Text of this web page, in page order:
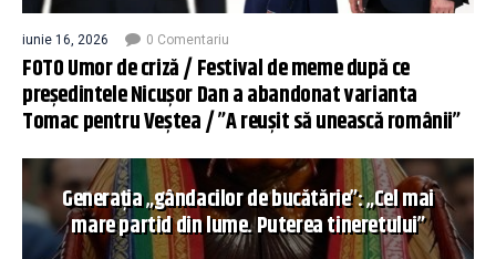
iunie 16, 2026 0 Comentariu
FOTO Umor de criză / Festival de meme după ce
președintele Nicușor Dan a abandonat varianta
Tomac pentru Veștea / ”A reușit să unească românii”
Generația „gândacilor de bucătărie”: „Cel mai
mare partid din lume. Puterea tineretului”